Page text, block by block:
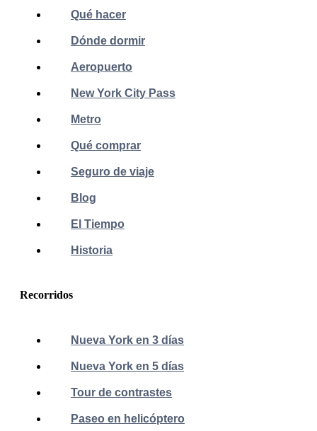
Qué hacer
Dónde dormir
Aeropuerto
New York City Pass
Metro
Qué comprar
Seguro de viaje
Blog
El Tiempo
Historia
Recorridos
Nueva York en 3 días
Nueva York en 5 días
Tour de contrastes
Paseo en helicóptero